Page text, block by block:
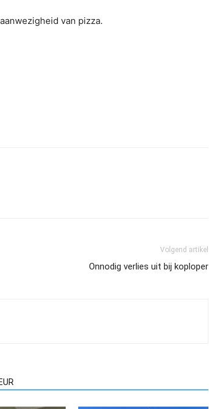
van pizza.
Volgend artikel
Onnodig verlies uit bij koploper